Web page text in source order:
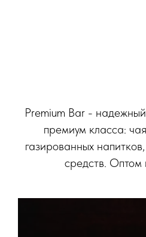
Premium Bar -
премиум класса:
газированных
средств. Оптом